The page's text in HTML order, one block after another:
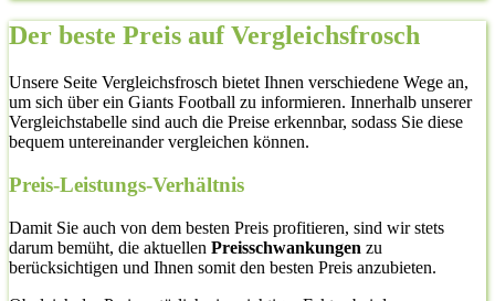
Der beste Preis auf Vergleichsfrosch
Unsere Seite Vergleichsfrosch bietet Ihnen verschiedene Wege an,
um sich über ein Giants Football zu informieren. Innerhalb unserer
Vergleichstabelle sind auch die Preise erkennbar, sodass Sie diese
bequem untereinander vergleichen können.
Preis-Leistungs-Verhältnis
Damit Sie auch von dem besten Preis profitieren, sind wir stets
darum bemüht, die aktuellen Preisschwankungen zu
berücksichtigen und Ihnen somit den besten Preis anzubieten.